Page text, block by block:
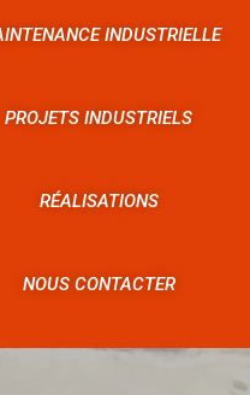
INDUSTRIELLE
PROJETS INDUSTRIELS
RÉALISATIONS
NOUS CONTACTER